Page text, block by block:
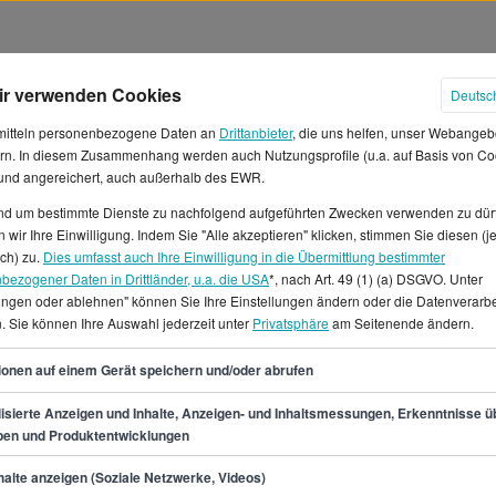
in Dortmund
Job kannst du in
rechnen, im Schnitt
Monatsgehalt von etwa
Wenn du
die 65.700 €.Wir halten 9
für dich bereit.Unter
in Dortmund kannst du
Teil- und Vollzeitjobs
verwenden Cookies
personenbezogene Daten an Drittanbieter, die uns helfen, unser
In diesem Zusammenhang werden auch Nutzungsprofile (u.a. auf Basis von
angereichert, auch außerhalb des EWR.
um bestimmte Dienste zu nachfolgend aufgeführten Zwecken verwenden zu
wir Ihre Einwilligung. Indem Sie "Alle akzeptieren" klicken, stimmen Sie diesen
zu. Dies umfasst auch Ihre Einwilligung in die Übermittlung bestimmter
Daten in Drittländer, u.a. die USA*, nach Art. 49 (1) (a) DSGVO. Unter
oder ablehnen" können Sie Ihre Einstellungen ändern oder die
Sie können Ihre Auswahl jederzeit unter Privatsphäream Seitenende ändern.
auf einem Gerät speichern und/oder abrufen
Anzeigen und Inhalte, Anzeigen- und Inhaltsmessungen, Erkenntnisse
und Produktentwicklungen
anzeigen (Soziale Netzwerke, Videos)